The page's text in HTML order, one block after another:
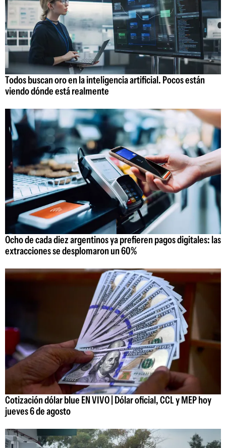
Todos buscan oro en la inteligencia artificial. Pocos están
viendo dónde está realmente
Ocho de cada diez argentinos ya prefieren pagos digitales: las
extracciones se desplomaron un 60%
Cotización dólar blue EN VIVO | Dólar oficial, CCL y MEP hoy
jueves 6 de agosto